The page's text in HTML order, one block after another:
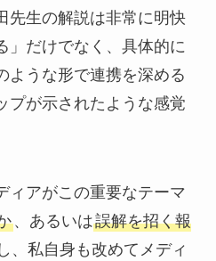
先生の解説は非常に明快
」だけでなく、具体的に
ような形で連携を深める
プが示されたような感覚
ィアがこの重要なテーマ
、あるいは誤解を招く報
、私自身も改めてメディ